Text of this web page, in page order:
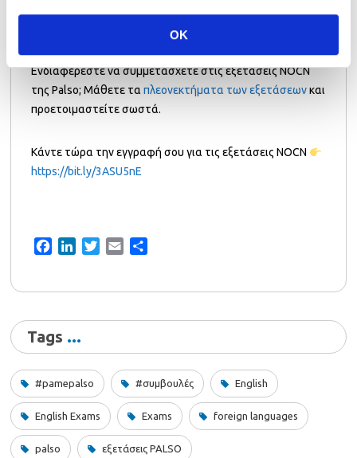
OK
για καλύτερη προετοιμασία στις εξετάσεις
Ενδιαφέρεστε να συμμετάσχετε στις εξετάσεις NOCN
της Palso; Μάθετε ταπλεονεκτήματα των εξετάσεωνκαι
προετοιμαστείτε σωστά.
Κάντε τώρα την εγγραφή σου για τις εξετάσεις NOCN
https://bit.ly/3ASU5nE
FacebookLinkedInTwitterEmail
Tags
#pamepalso #συμβουλές English
English Exams Exams foreign languages
palso εξετάσεις PALSO